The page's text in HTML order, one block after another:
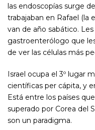
las endoscopías surge
trabajaban en Rafael (la
van de año sabático.
gastroenterólogo que
de ver las células más
Israel ocupa el 3º lugar
científicas per cápita, y
Está entre los países
superado por Corea del
son un paradigma.